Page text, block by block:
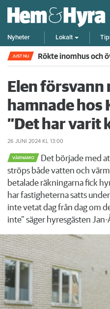
Nyheter Lokalt
JUST NU Pensionären begick
Elen försvann
hamnade
”Det har varit
26 JUNI 2024 KL 13:00
VÄRNAMO
Det började med
ströps både vatten och
betalade räkningarna fick
har fastigheterna satts
inte vetat dag från dag om
inte" säger hyresgästen Jan-